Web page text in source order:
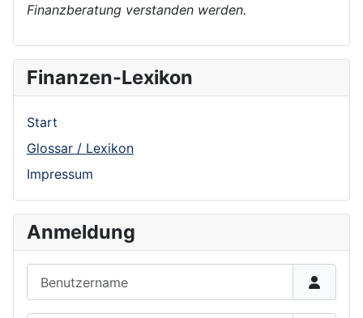
Finanzberatung verstanden werden.
Finanzen-Lexikon
Start
Glossar / Lexikon
Impressum
Anmeldung